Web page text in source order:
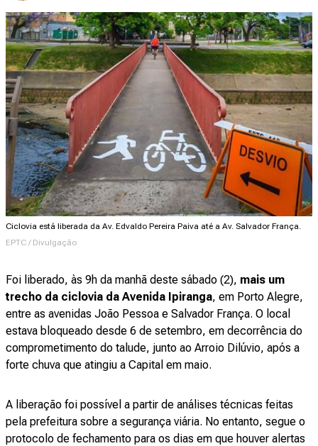
Ciclovia está liberada da Av. Edvaldo Pereira Paiva até a Av. Salvador França.
EPTC / Divulgação
Foi liberado, às 9h da manhã deste sábado (2), mais um
trecho da ciclovia da Avenida Ipiranga, em Porto Alegre,
entre as avenidas João Pessoa e Salvador França. O local
estava bloqueado desde 6 de setembro, em decorrência do
comprometimento do talude, junto ao Arroio Dilúvio, após a
forte chuva que atingiu a Capital em maio.
A liberação foi possível a partir de análises técnicas feitas
pela prefeitura sobre a segurança viária. No entanto, segue o
protocolo de fechamento para os dias em que houver alertas